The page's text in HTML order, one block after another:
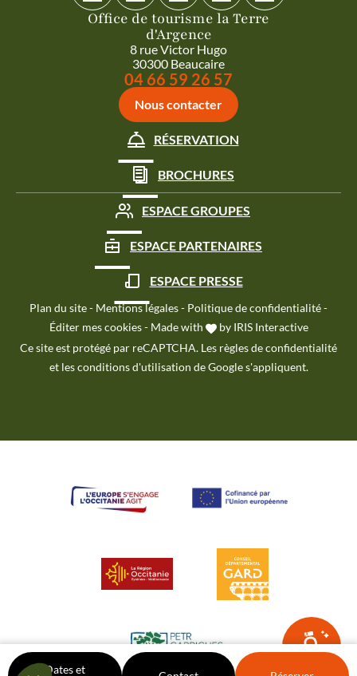
Dates et
Office de tourisme la Terre
d'Argence
8 rue Victor Hugo
30300 Beaucaire
Appeler le
04 66 59 26 57
Nous contacter
RÉSERVATION
BROCHURES
ESPACE GROUPES
ESPACE PARTENAIRES
ESPACE PRESSE
Plan du site- Mentions légales- Politique de confidentialité-
Éditer mes cookies - Made with by IRIS Interactive
Ce site est protégé par reCAPTCHA. Les règles de confidentialité
et lesconditions d'utilisation de Google s'appliquent.